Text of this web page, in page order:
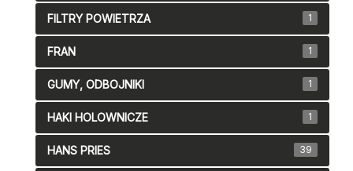
FILTRY POWIETRZA 1
FRAN 1
GUMY, ODBOJNIKI 1
HAKI HOLOWNICZE 1
HANS PRIES 39